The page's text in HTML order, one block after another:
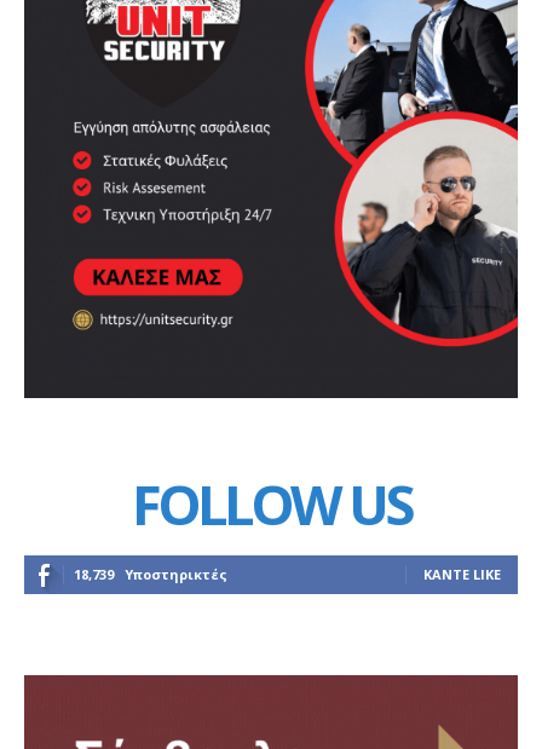
FOLLOW US
18,739 Υποστηρικτές ΚΆΝΤΕ LIKE